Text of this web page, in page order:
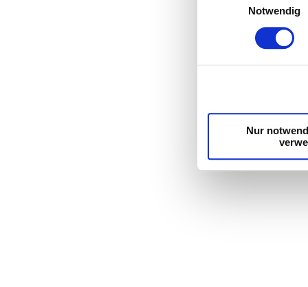
Notwendig
Nur